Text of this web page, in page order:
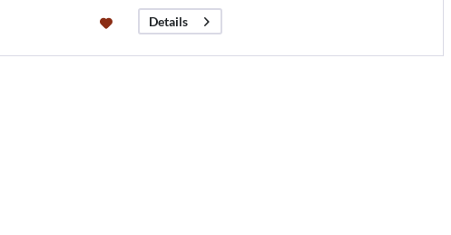
Details